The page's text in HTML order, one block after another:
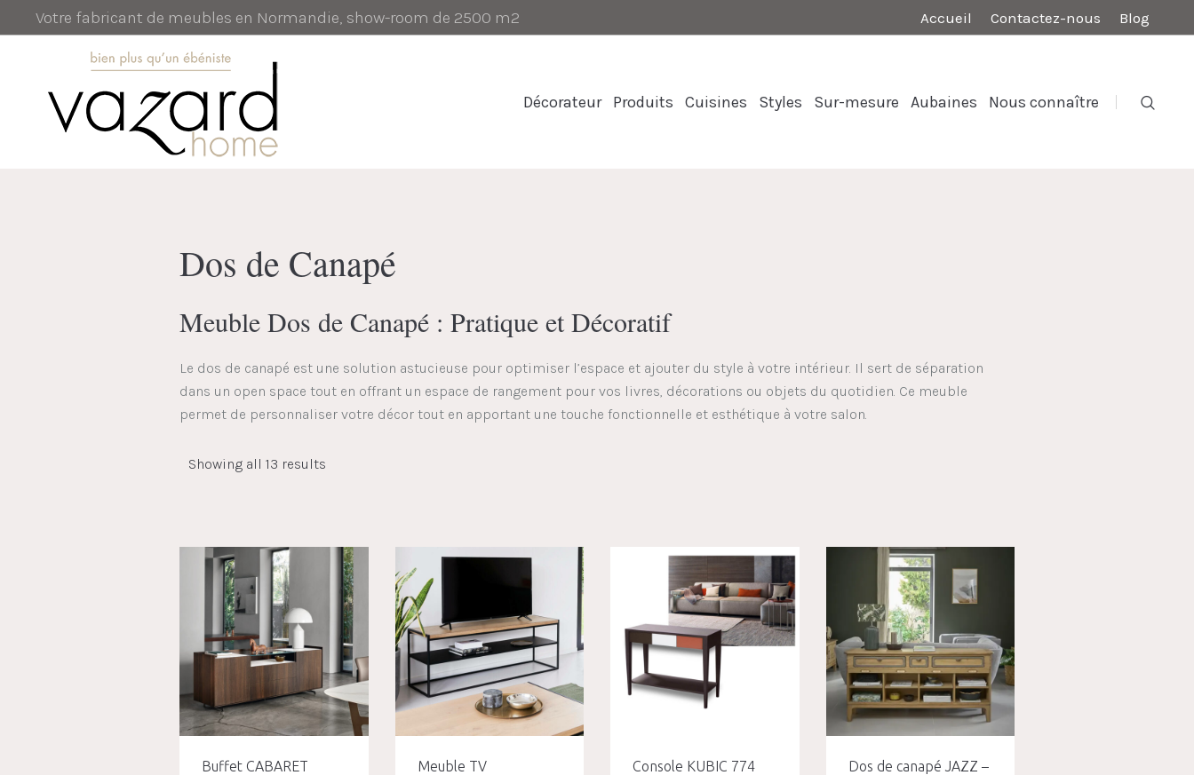
Accueil Contactez-nous Blog
Votre fabricant de meubles en Normandie, show-room de 2500 m2
Décorateur Produits Cuisines Styles Sur-mesure Aubaines Nous connaître
Dos de Canapé
Meuble Dos de Canapé : Pratique et Décoratif
Le dos de canapé est une solution astucieuse pour optimiser l’espace et ajouter du style à votre intérieur. Il sert de séparation
dans un open space tout en offrant un espace de rangement pour vos livres, décorations ou objets du quotidien. Ce meuble
permet de personnaliser votre décor tout en apportant une touche fonctionnelle et esthétique à votre salon.
Showing all 13 results
Buffet CABARET
Meuble TV
Console KUBIC 774
Dos de canapé JAZZ –